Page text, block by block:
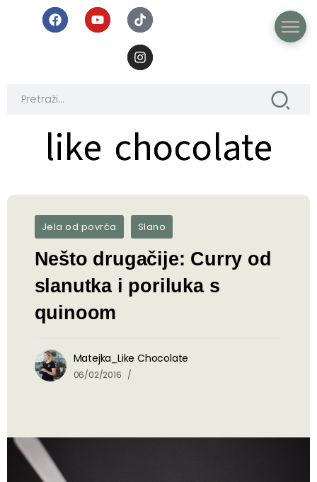
like chocolate
like chocolate
Jela od povrća Slano
Nešto drugačije: Curry od
slanutka i poriluka s
quinoom
Matejka_Like Chocolate
06/02/2016